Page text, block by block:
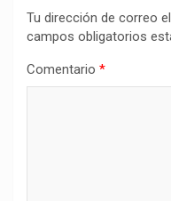
Tu dirección de correo
campos obligatorios
Comentario *